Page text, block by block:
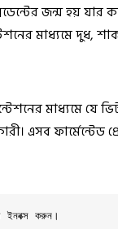
জন্ম হয় যার
মাধ্যমে দুধ,
মাধ্যমে যে
এসব ফার্মেন্টেড
ইনবক্স করুন।